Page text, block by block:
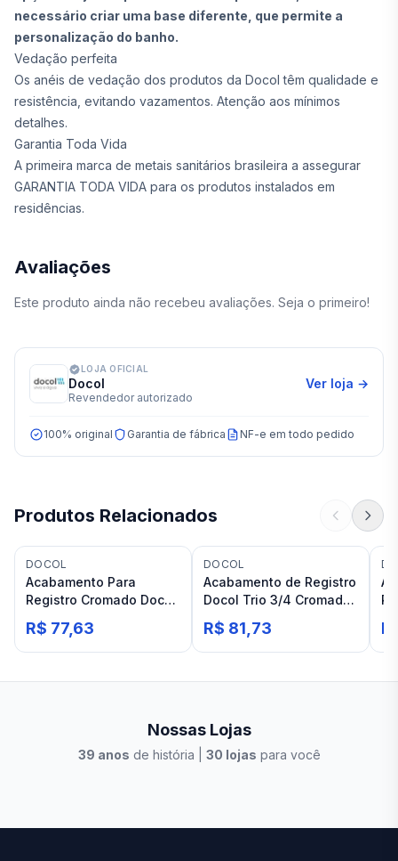
necessário criar uma base diferente, que permite a
personalização do banho.
Vedação perfeita
Os anéis de vedação dos produtos da Docol têm qualidade e
resistência, evitando vazamentos. Atenção aos mínimos
detalhes.
Garantia Toda Vida
A primeira marca de metais sanitários brasileira a assegurar
GARANTIA TODA VIDA para os produtos instalados em
residências.
Avaliações
Este produto ainda não recebeu avaliações. Seja o primeiro!
LOJA OFICIAL
Docol
Revendedor autorizado
Ver loja →
100% original Garantia de fábrica NF-e em todo pedido
Produtos Relacionados
DOCOL
Acabamento Para
Registro Cromado Docol
Pertutti
R$ 77,63
DOCOL
Acabamento de Registro
Docol Trio 3/4 Cromado
Polido Base Deca
R$ 81,73
Nossas Lojas
39 anos de história | 30 lojas para você